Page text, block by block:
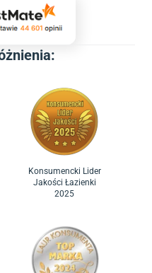
Konsumencki Lider
Jakości Łazienki
2025